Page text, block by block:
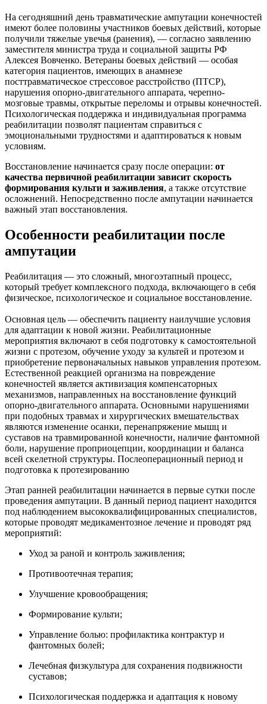
На сегодняшний день травматические ампутации конечностей
имеют более половины участников боевых действий, которые
получили тяжелые увечья (ранения), — согласно заявлению
заместителя министра труда и социальной защиты РФ
Алексея Вовченко. Ветераны боевых действий — особая
категория пациентов, имеющих в анамнезе
посттравматическое стрессовое расстройство (ПТСР),
нарушения опорно-двигательного аппарата, черепно-
мозговые травмы, открытые переломы и отрывы конечностей.
Психологическая поддержка и индивидуальная программа
реабилитации позволят пациентам справиться с
эмоциональными трудностями и адаптироваться к новым
условиям.
Восстановление начинается сразу после операции: от
качества первичной реабилитации зависит скорость
формирования культи и заживления, а также отсутствие
осложнений. Непосредственно после ампутации начинается
важный этап восстановления.
Особенности реабилитации после
ампутации
Реабилитация — это сложный, многоэтапный процесс,
который требует комплексного подхода, включающего в себя
физическое, психологическое и социальное восстановление.
Основная цель — обеспечить пациенту наилучшие условия
для адаптации к новой жизни. Реабилитационные
мероприятия включают в себя подготовку к самостоятельной
жизни с протезом, обучение уходу за культей и протезом и
приобретение первоначальных навыков управления протезом.
Естественной реакцией организма на повреждение
конечностей является активизация компенсаторных
механизмов, направленных на восстановление функций
опорно-двигательного аппарата. Основными нарушениями
при подобных травмах и хирургических вмешательствах
являются изменение осанки, перенапряжение мышц и
суставов на травмированной конечности, наличие фантомной
боли, нарушение проприоцепции, координации и баланса
всей скелетной структуры. Послеоперационный период и
подготовка к протезированию
Этап ранней реабилитации начинается в первые сутки после
проведения ампутации. В данный период пациент находится
под наблюдением высококвалифицированных специалистов,
которые проводят медикаментозное лечение и проводят ряд
мероприятий:
Уход за раной и контроль заживления;
Противоотечная терапия;
Улучшение кровообращения;
Формирование культи;
Управление болью: профилактика контрактур и
фантомных болей;
Лечебная физкультура для сохранения подвижности
суставов;
Психологическая поддержка и адаптация к новому